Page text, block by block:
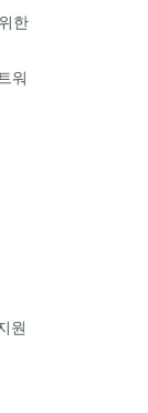
한
워
원